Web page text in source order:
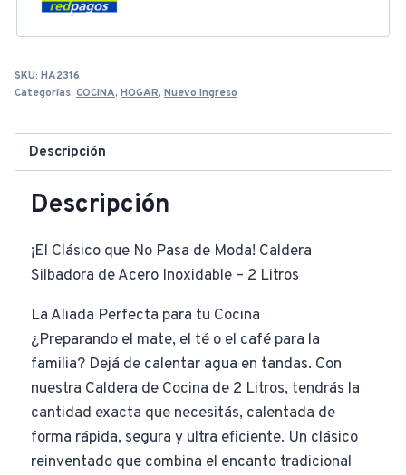
SKU: HA2316
Categorías: COCINA, HOGAR, Nuevo Ingreso
Descripción
Descripción
¡El Clásico que No Pasa de Moda! Caldera
Silbadora de Acero Inoxidable – 2 Litros
La Aliada Perfecta para tu Cocina
¿Preparando el mate, el té o el café para la
familia? Dejá de calentar agua en tandas. Con
nuestra Caldera de Cocina de 2 Litros, tendrás la
cantidad exacta que necesitás, calentada de
forma rápida, segura y ultra eficiente. Un clásico
reinventado que combina el encanto tradicional